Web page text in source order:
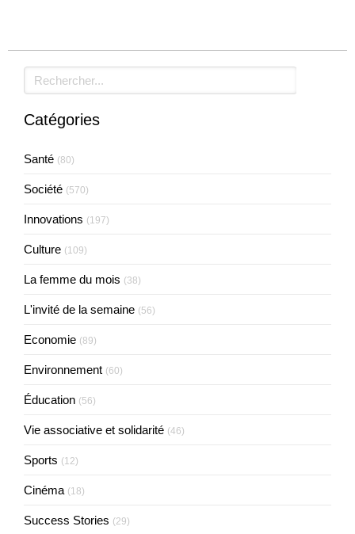
Rechercher
Catégories
Santé (80)
Société (570)
Innovations (197)
Culture (109)
La femme du mois (38)
L'invité de la semaine (56)
Economie (89)
Environnement (60)
Éducation (56)
Vie associative et solidarité (46)
Sports (12)
Cinéma (18)
Success Stories (29)